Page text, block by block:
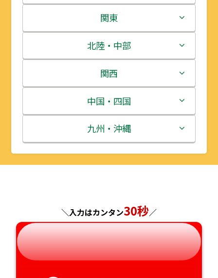
北海道
青森県
岩手県
宮城県
秋田県
山形県
関東
茨城県
栃木県
群馬県
埼玉県
千葉県
神奈川県
北陸・中部
新潟県
富山県
石川県
福井県
長野県
岐阜県
静岡県
関西
三重県
滋賀県
京都府
兵庫県
奈良県
和歌山県
中国・四国
鳥取県
島根県
広島県
山口県
徳島県
九州・沖縄
福岡県
長崎県
熊本県
大分県
＼入力はカンタン30秒／